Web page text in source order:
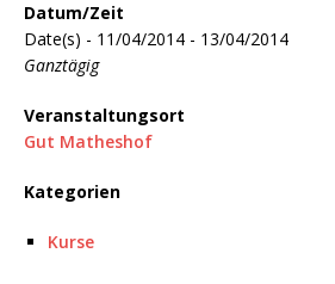
Datum/Zeit
Date(s) - 11/04/2014 - 13/04/2014
Ganztägig
Veranstaltungsort
Gut Matheshof
Kategorien
Kurse